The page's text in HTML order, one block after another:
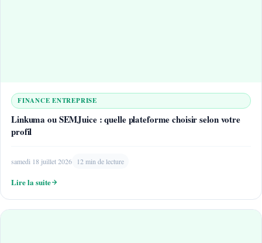
FINANCE ENTREPRISE
Linkuma ou SEMJuice : quelle plateforme choisir selon votre
profil
samedi 18 juillet 2026 12 min de lecture
Lire la suite